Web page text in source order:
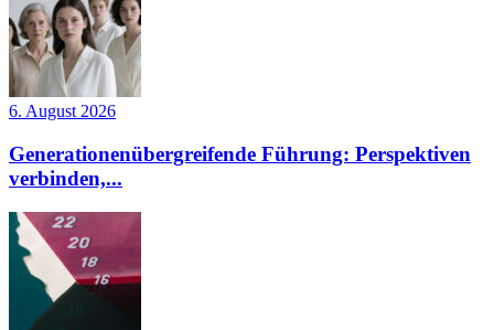
6. August 2026
Generationenübergreifende Führung: Perspektiven
verbinden,...